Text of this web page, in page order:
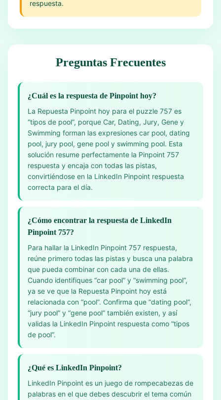
respuesta.
Preguntas Frecuentes
¿Cuál es la respuesta de Pinpoint hoy?
La Repuesta Pinpoint hoy para el puzzle 757 es
“tipos de pool”, porque Car, Dating, Jury, Gene y
Swimming forman las expresiones car pool, dating
pool, jury pool, gene pool y swimming pool. Esta
solución resume perfectamente la Pinpoint 757
respuesta y encaja con todas las pistas,
convirtiéndose en la LinkedIn Pinpoint respuesta
correcta para el día.
¿Cómo encontrar la respuesta de LinkedIn
Pinpoint 757?
Para hallar la LinkedIn Pinpoint 757 respuesta,
reúne primero todas las pistas y busca una palabra
que pueda combinar con cada una de ellas.
Cuando identifiques “car pool” y “swimming pool”,
ya se ve que la Repuesta Pinpoint hoy está
relacionada con “pool”. Confirma que “dating pool”,
“jury pool” y “gene pool” también existen, y así
validas la LinkedIn Pinpoint respuesta como “tipos
de pool”.
¿Qué es LinkedIn Pinpoint?
LinkedIn Pinpoint es un juego de rompecabezas de
palabras en el que debes descubrir el tema común